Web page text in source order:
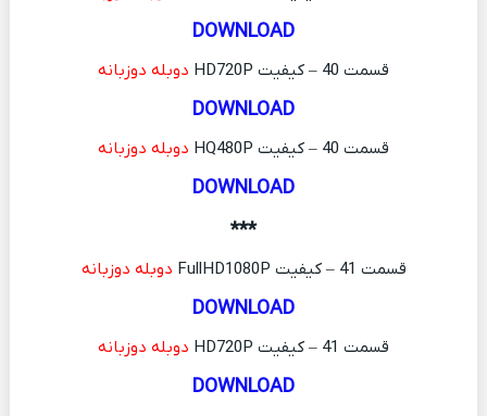
DOWNLOAD
قسمت 40 – کیفیت HD720P دوبله دوزبانه
DOWNLOAD
قسمت 40 – کیفیت HQ480P دوبله دوزبانه
DOWNLOAD
***
قسمت 41 – کیفیت FullHD1080P دوبله دوزبانه
DOWNLOAD
قسمت 41 – کیفیت HD720P دوبله دوزبانه
DOWNLOAD